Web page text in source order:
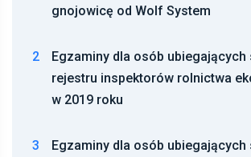
gnojowicę od Wolf System
2
Egzaminy dla osób ubiegających
rejestru inspektorów rolnictwa
w 2019 roku
3
Egzaminy dla osób ubiegających